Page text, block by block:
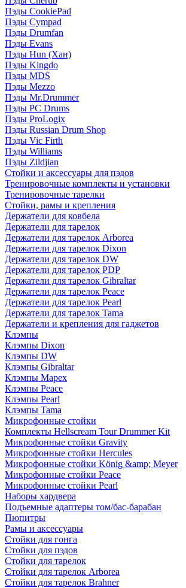
Пэды CookiePad
Пэды Cympad
Пэды Drumfan
Пэды Evans
Пэды Hun (Хан)
Пэды Kingdo
Пэды MDS
Пэды Mezzo
Пэды Mr.Drummer
Пэды PC Drums
Пэды ProLogix
Пэды Russian Drum Shop
Пэды Vic Firth
Пэды Williams
Пэды Zildjian
Стойки и аксессуары для пэдов
Тренировочные комплекты и установки
Тренировочные тарелки
Стойки, рамы и крепления
Держатели для ковбела
Держатели для тарелок
Держатели для тарелок Arborea
Держатели для тарелок Dixon
Держатели для тарелок DW
Держатели для тарелок PDP
Держатели для тарелок Gibraltar
Держатели для тарелок Peace
Держатели для тарелок Pearl
Держатели для тарелок Tama
Держатели и крепления для гаджетов
Клэмпы
Клэмпы Dixon
Клэмпы DW
Клэмпы Gibraltar
Клэмпы Mapex
Клэмпы Peace
Клэмпы Pearl
Клэмпы Tama
Микрофонные стойки
Комплекты Hellscream Tour Drummer Kit
Микрофонные стойки Gravity
Микрофонные стойки Hercules
Микрофонные стойки König &amp; Meyer
Микрофонные стойки Peace
Микрофонные стойки Pearl
Наборы хардвера
Подъемные адаптеры том/бас-барабан
Пюпитры
Рамы и аксессуары
Стойки для гонга
Стойки для пэдов
Стойки для тарелок
Стойки для тарелок Arborea
Стойки для тарелок Brahner